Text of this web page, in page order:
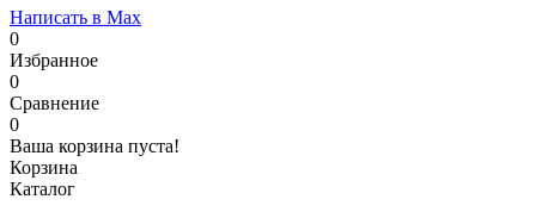
Написать в Max
0
Избранное
0
Сравнение
0
Ваша корзина пуста!
Корзина
Каталог